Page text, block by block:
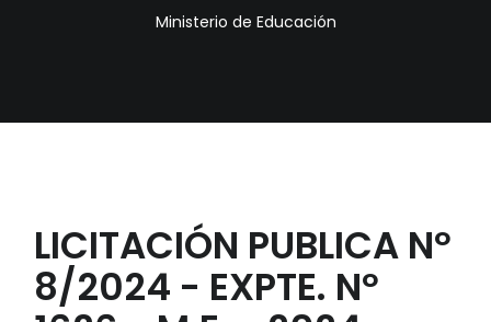
Ministerio de Educación
LICITACIÓN PUBLICA Nº
8/2024 - EXPTE. Nº